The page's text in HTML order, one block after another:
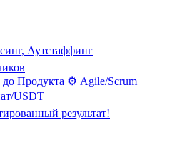
Аутстаффинг
Продукта ⚙️ Agile/Scrum
USDT
результат!